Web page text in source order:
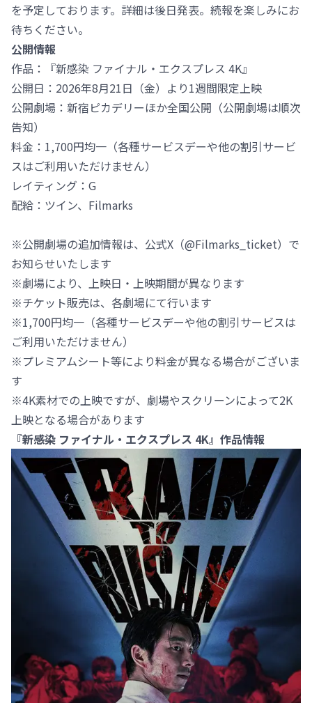
を予定しております。詳細は後日発表。続報を楽しみにお
待ちください。
公開情報
作品：『新感染 ファイナル・エクスプレス 4K』
公開日：2026年8月21日（金）より1週間限定上映
公開劇場：新宿ピカデリーほか全国公開（公開劇場は順次
告知）
料金：1,700円均一（各種サービスデーや他の割引サービ
スはご利用いただけません）
レイティング：G
配給：ツイン、Filmarks
※公開劇場の追加情報は、公式X（@Filmarks_ticket）で
お知らせいたします
※劇場により、上映日・上映期間が異なります
※チケット販売は、各劇場にて行います
※1,700円均一（各種サービスデーや他の割引サービスは
ご利用いただけません）
※プレミアムシート等により料金が異なる場合がございま
す
※4K素材での上映ですが、劇場やスクリーンによって2K
上映となる場合があります
『新感染 ファイナル・エクスプレス 4K』作品情報